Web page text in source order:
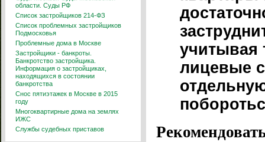
области. Суды РФ
Список застройщиков 214-ФЗ
Список проблемных застройщиков
Подмосковья
Проблемные дома в Москве
Застройщики - банкроты.
Банкротство застройщика.
Информация о застройщиках,
находящихся в состоянии
банкротства
Снос пятиэтажек в Москве в 2015
году
Многоквартирные дома на землях
ИЖС
Службы судебных приставов
учитывая
лицевые